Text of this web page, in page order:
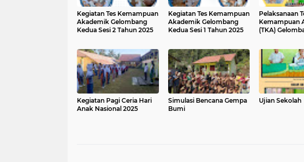
Kegiatan Tes Kemampuan
Akademik Gelombang
Kedua Sesi 2 Tahun 2025
Kegiatan Tes Kemampuan
Akademik Gelombang
Kedua Sesi 1 Tahun 2025
Pelaksanaan
Kemampuan
(TKA)
Kegiatan Pagi Ceria Hari
Anak Nasional 2025
Simulasi Bencana Gempa
Bumi
Ujian Sekolah